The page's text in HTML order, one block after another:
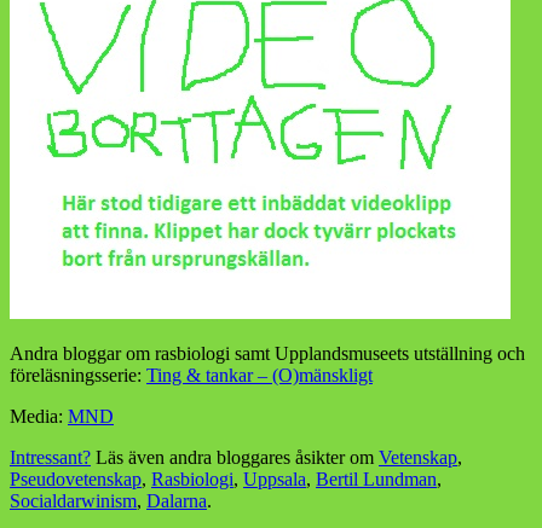
Andra bloggar om rasbiologi samt Upplandsmuseets utställning och
föreläsningsserie: Ting & tankar – (O)mänskligt
Media: MND
Intressant? Läs även andra bloggares åsikter om Vetenskap,
Pseudovetenskap, Rasbiologi, Uppsala, Bertil Lundman,
Socialdarwinism, Dalarna.